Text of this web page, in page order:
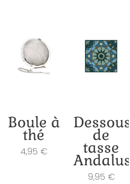
Boule à
thé
4,95 €
Dessous
de
tasse
9,95 €